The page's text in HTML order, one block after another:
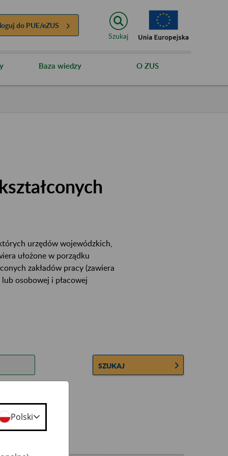
do PUE/eZUS
Szukaj
Baza wiedzy O ZUS
urzędów wojewódzkich,
ułożone w porządku
zakładów pracy (zawiera
osobowej i płacowej
SZUKAJ
Polski